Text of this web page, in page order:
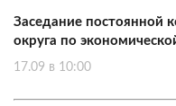
Заседание постоянной
округа по
17.09 в 10:00